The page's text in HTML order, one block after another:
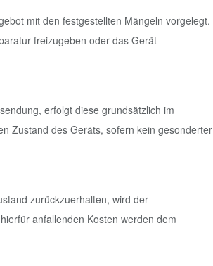
mit den festgestellten Mängeln vorgelegt.
freizugeben oder das Gerät
erfolgt diese grundsätzlich im
Zustand des Geräts, sofern kein gesonderter
zurückzuerhalten, wird der
anfallenden Kosten werden dem